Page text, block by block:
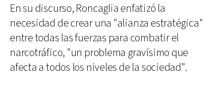
En su discurso, Roncaglia enfatizó la
necesidad de crear una "alianza estratégica"
entre todas las fuerzas para combatir el
narcotráfico, "un problema gravísimo que
afecta a todos los niveles de la sociedad".